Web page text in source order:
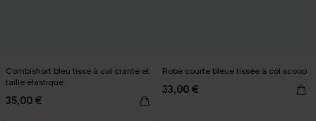
Combishort bleu tissé à col cranté et
taille élastique
35,00 €
Robe courte bleue tissée à col scoop
33,00 €